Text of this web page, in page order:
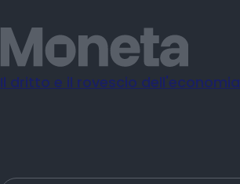
Il dritto e il rovescio dell'economia